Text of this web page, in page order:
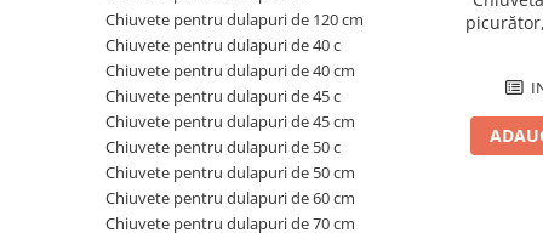
Rezervoare incastrate
Rezervoare aparente
Cadre incastrate
Clapete de actionare
Cabine de dus
Paravane de dus Walk
Cabine simple de dus
Chiuvete pentru dulapuri de 120 cm
Chiuvete pentru dulapuri de 40 c
Chiuvete pentru dulapuri de 40 cm
Chiuvete pentru dulapuri de 45 c
Chiuvete pentru dulapuri de 45 cm
Chiuvete pentru dulapuri de 50 c
Chiuvete pentru dulapuri de 50 cm
Chiuvete pentru dulapuri de 60 cm
Chiuvete pentru dulapuri de 70 cm